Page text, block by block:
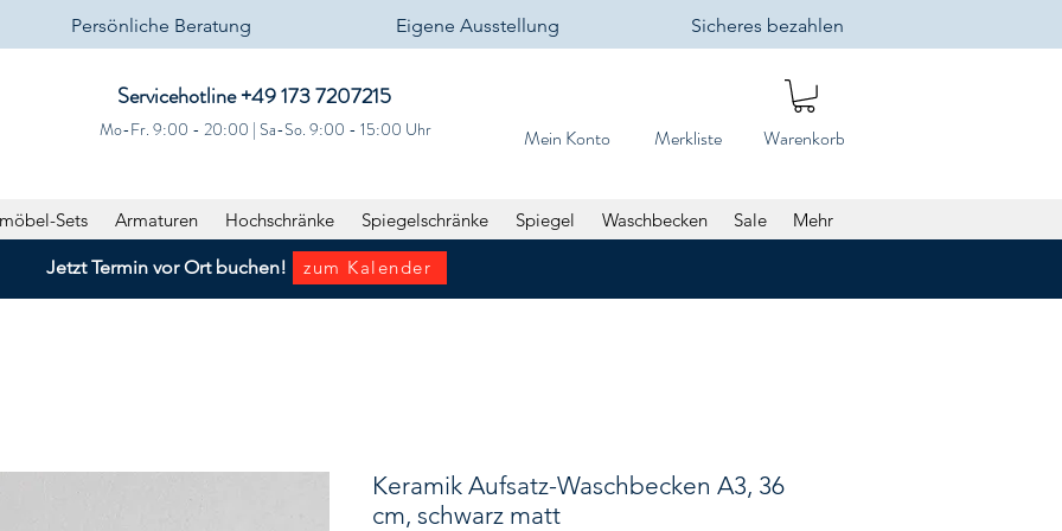
Persönliche Beratung Eigene Ausstellung Sicheres bezahlen
Servicehotline +49 173 7207215‬
Mo-Fr. 9:00 - 20:00 | Sa-So. 9:00 - 15:00 Uhr Merkliste Warenkorb
Mein Konto
Sets Armaturen Hochschränke Spiegelschränke Spiegel Waschbecken Sale Mehr
Jetzt Termin vor Ort buchen! zum Kalender
Keramik Aufsatz-Waschbecken A3, 36
cm, schwarz matt